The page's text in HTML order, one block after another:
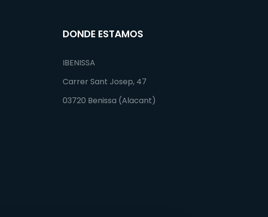
DONDE ESTAMOS
IBENISSA
Carrer Sant Josep, 47
03720 Benissa (Alacant)